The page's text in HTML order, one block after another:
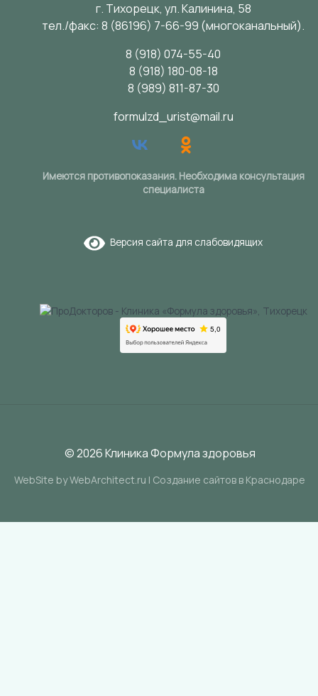
г. Тихорецк, ул. Калинина, 58
тел./факс: 8 (86196) 7-66-99 (многоканальный).
8 (918) 074-55-40
8 (918) 180-08-18
8 (989) 811-87-30
formulzd_urist@mail.ru
Имеются противопоказания. Необходима консультация
специалиста
Версия сайта для слабовидящих
© 2026 Клиника Формула здоровья
WebSite by WebArchitect.ru | Cоздание сайтов в Краснодаре